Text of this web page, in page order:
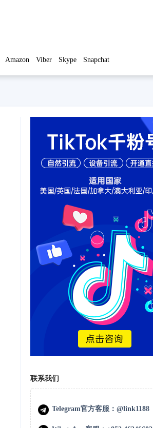
Amazon Viber Skype Snapchat
联系我们
Telegram官方客服：@link1188